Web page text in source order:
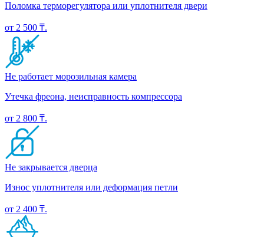
Поломка терморегулятора или уплотнителя двери
от 2 500 ₸.
Не работает морозильная камера
Утечка фреона, неисправность компрессора
от 2 800 ₸.
Не закрывается дверца
Износ уплотнителя или деформация петли
от 2 400 ₸.